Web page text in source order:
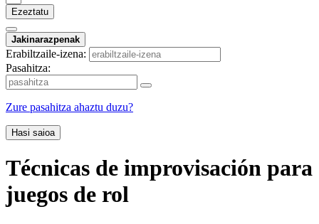
Ezeztatu
Jakinarazpenak
Erabiltzaile-izena:
Pasahitza:
Zure pasahitza ahaztu duzu?
Hasi saioa
Técnicas de improvisación para
juegos de rol